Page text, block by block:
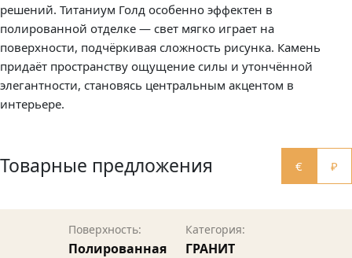
решений. Титаниум Голд особенно эффектен в
полированной отделке — свет мягко играет на
поверхности, подчёркивая сложность рисунка. Камень
придаёт пространству ощущение силы и утончённой
элегантности, становясь центральным акцентом в
интерьере.
Товарные предложения € ₽
Поверхность:
Полированная
Категория:
ГРАНИТ